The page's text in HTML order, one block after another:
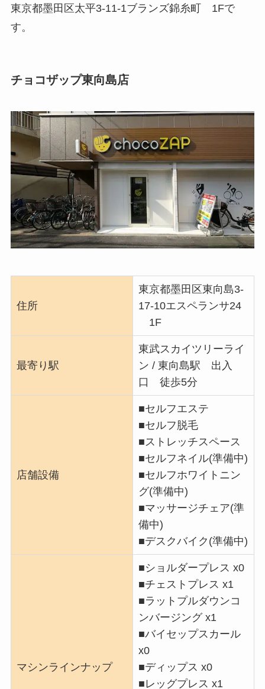
東京都墨田区太平3-11-1ブランズ錦糸町 1Fで
す。
チョコザップ東向島店
住所
東京都墨田区東向島3-
17-10エスペランサ24
1F
最寄り駅
東武スカイツリーライ
ン / 東向島駅 出入
口 徒歩5分
店舗設備
■セルフエステ
■セルフ脱毛
■ストレッチスペース
■セルフネイル(準備中)
■セルフホワイトニン
グ(準備中)
■マッサージチェア(準
備中)
■デスクバイク(準備中)
マシンラインナップ
■ショルダープレス x0
■チェストプレス x1
■ラットプルダウンコ
ンバージング x1
■バイセップスカール
x0
■ディップス x0
■レッグプレス x1